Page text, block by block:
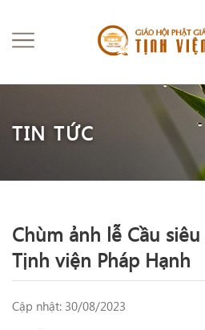
TIN TỨC
Chùm ảnh lễ Cầu
Tịnh viện Pháp Hạnh
Cập nhật: 30/08/2023